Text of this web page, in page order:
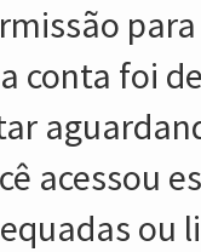
conta foi
acessou
ou